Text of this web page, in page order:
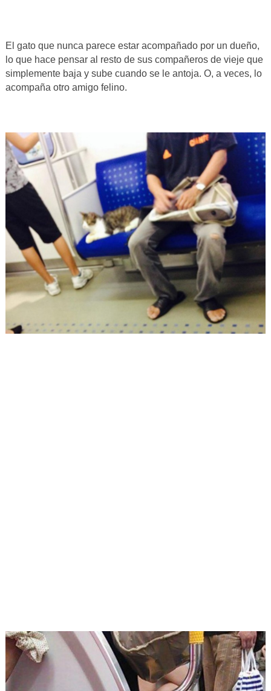
El gato que nunca parece estar acompañado por un dueño,
lo que hace pensar al resto de sus compañeros de vieje que
simplemente baja y sube cuando se le antoja. O, a veces, lo
acompaña otro amigo felino.